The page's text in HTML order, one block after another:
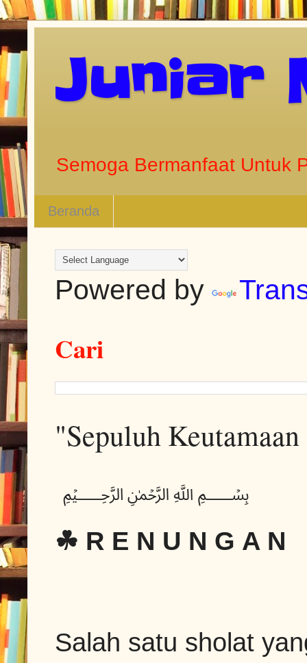
Juniar
Semoga Bermanfaat Untuk
Beranda
Powered by
Cari
"Sepuluh
﷽
☘ R E N U N G A N
Salah satu sholat